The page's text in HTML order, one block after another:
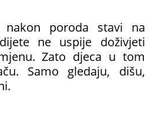
poroda stavi na
ne uspije doživjeti
Zato djeca u tom
Samo gledaju, dišu,